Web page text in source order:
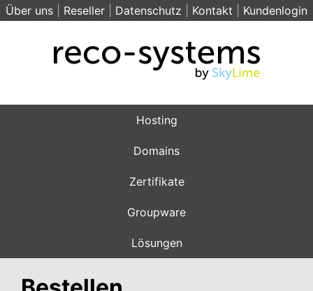
Über uns Reseller Datenschutz Kontakt Kundenlogin
Hosting
Domains
Zertifikate
Groupware
Lösungen